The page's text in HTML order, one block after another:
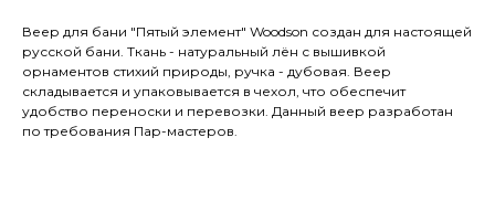
Веер для бани "Пятый элемент" Woodson создан для настоящей
русской бани. Ткань - натуральный лён с вышивкой
орнаментов стихий природы, ручка - дубовая. Веер
складывается и упаковывается в чехол, что обеспечит
удобство переноски и перевозки. Данный веер разработан
по требования Пар-мастеров.